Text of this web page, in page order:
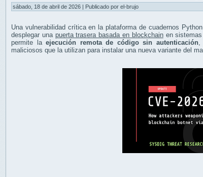
sábado, 18 de abril de 2026 | Publicado por el-brujo
Una vulnerabilidad crítica en la plataforma de cuadernos
desplegar una puerta trasera basada en blockchainen sistemas
permite laejecución remota de código sin autenticación,
maliciosos que la utilizan para instalar una nueva variante del